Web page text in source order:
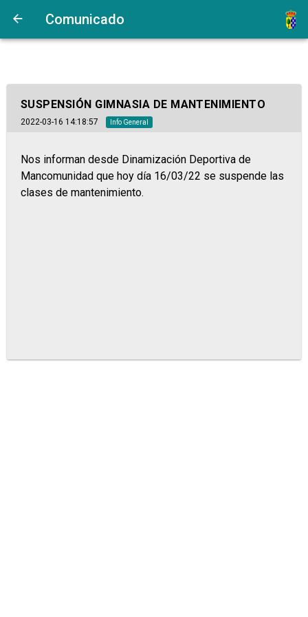
Comunicado
SUSPENSIÓN GIMNASIA DE MANTENIMIENTO
2022-03-16 14:18:57 Info General
Nos informan desde Dinamización Deportiva de
Mancomunidad que hoy día 16/03/22 se suspende las
clases de mantenimiento.